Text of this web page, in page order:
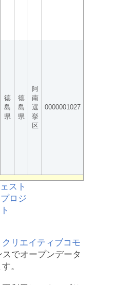
徳
島
県
徳
島
県
阿
南
選
挙
区
0000001027
クリエイティブコモ
でオープンデータ
。